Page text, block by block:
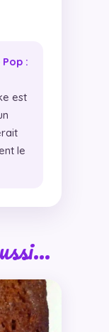
:
est
le